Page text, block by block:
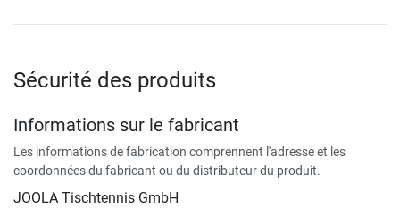
Sécurité des produits
Informations sur le fabricant
Les informations de fabrication comprennent l'adresse et les
coordonnées du fabricant ou du distributeur du produit.
JOOLA Tischtennis GmbH